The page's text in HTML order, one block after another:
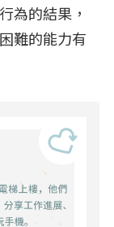
為的結果，
難的能力有